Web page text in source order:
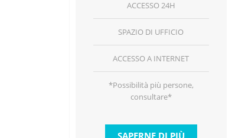
ACCESSO 24H
SPAZIO DI UFFICIO
ACCESSO A INTERNET
*Possibilità più persone,
consultare*
SAPERNE DI PIÙ